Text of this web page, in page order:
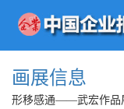
画展信息
形移感通——武宏作品